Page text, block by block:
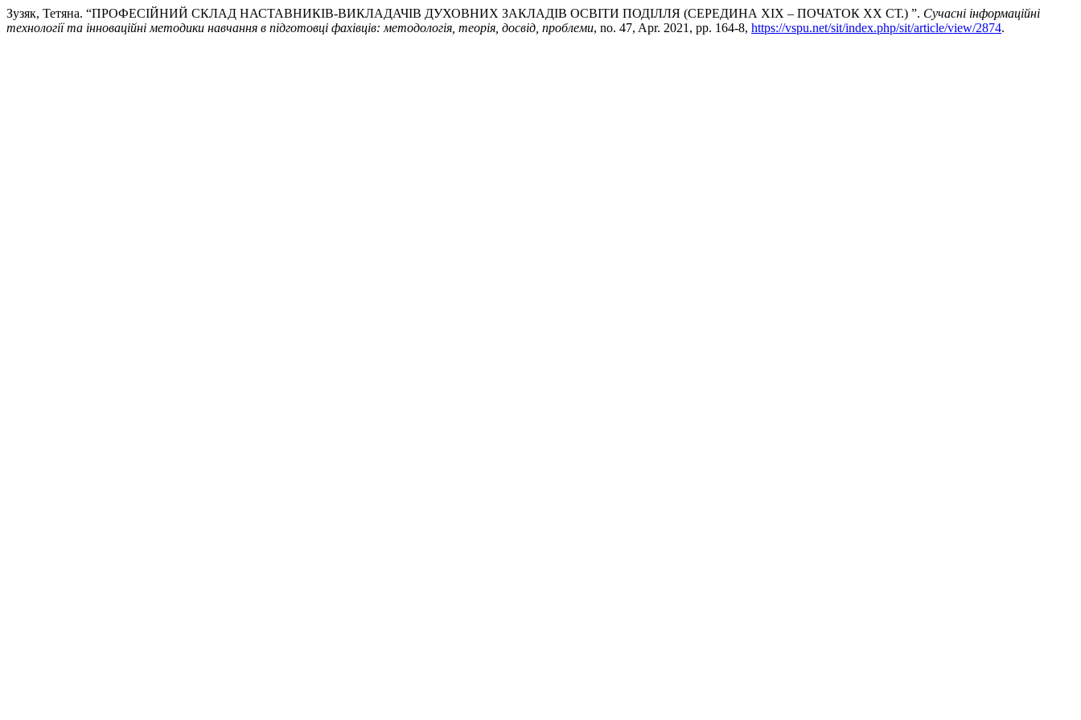
Зузяк, Тетяна. “ПРОФЕСІЙНИЙ СКЛАД НАСТАВНИКІВ-ВИКЛАДАЧІВ ДУХОВНИХ ЗАКЛАДІВ ОСВІТИ ПОДІЛЛЯ (СЕРЕДИНА ХІХ – ПОЧАТОК ХХ СТ.) ”. Сучасні інформаційні
технології та інноваційні методики навчання в підготовці фахівців: методологія, теорія, досвід, проблеми, no. 47, Apr. 2021, pp. 164-8, https://vspu.net/sit/index.php/sit/article/view/2874.